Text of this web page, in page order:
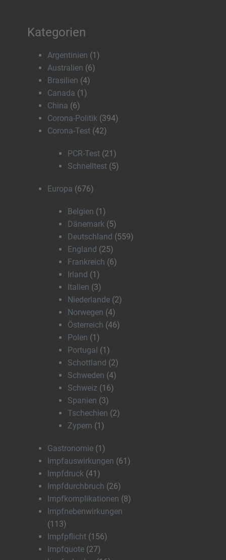
Kategorien
Argentinien (1)
Australien (6)
Brasilien (4)
Canada (1)
China (6)
Corona-Politik (394)
Corona-Test (42)
PCR-Test (21)
Schnelltest (5)
Europa (676)
Belgien (1)
Dänemark (5)
Deutschland (559)
England (25)
Frankreich (6)
Irland (1)
Italien (3)
Niederlande (2)
Norwegen (4)
Österreich (46)
Polen (1)
Portugal (1)
Schottland (2)
Schweden (4)
Schweiz (16)
Spanien (3)
Tschechien (2)
Zypern (1)
Gastronomie (1)
Impfauswirkungen (61)
Impfdruck (41)
Impfdurchbruch (26)
Impfkomplikationen (8)
Impfnebenwirkungen
(113)
Impfpflicht (156)
Impfquote (27)